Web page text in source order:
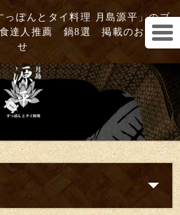
っぽんとタイ料理 月島源平」のブ
食達人推薦 鍋8選 掲載のお知ら
せ